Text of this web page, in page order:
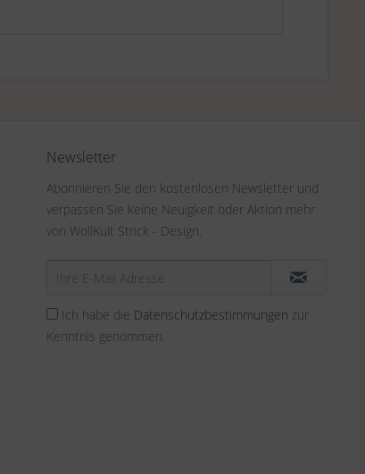
Newsletter
Abonnieren Sie den kostenlosen Newsletter und
verpassen Sie keine Neuigkeit oder Aktion mehr
von WollKult Strick - Design.
Ich habe die Datenschutzbestimmungen zur
Kenntnis genommen.